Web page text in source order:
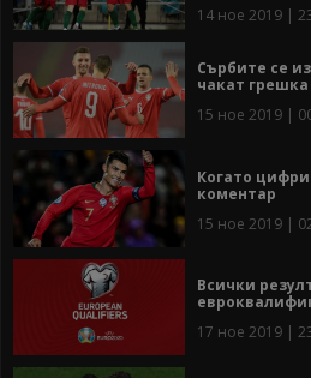
14 ное 2019 |
Сърбите се
чакат
15 ное 2019 |
Когато
коментар
15 ное 2019 |
Всички
17 ное 2019 |